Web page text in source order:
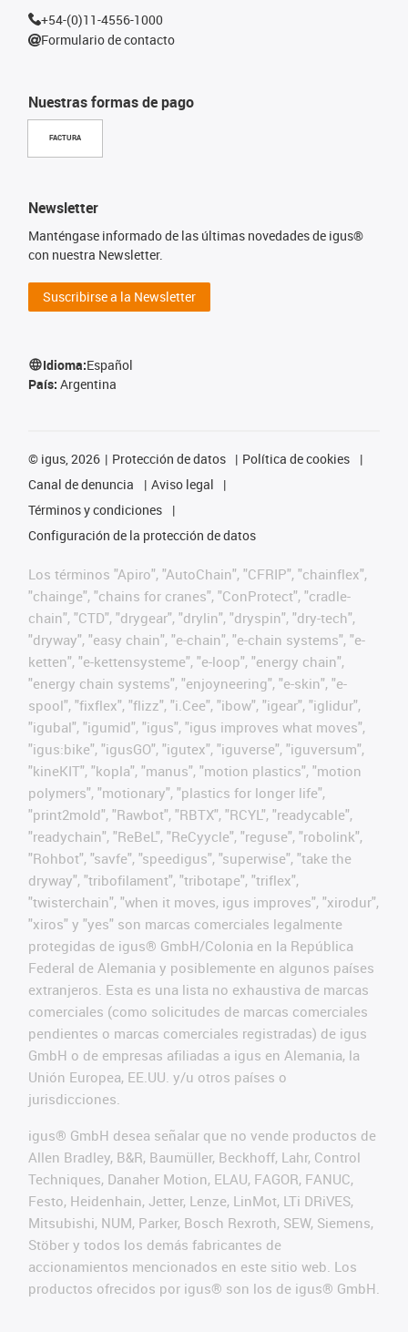
Nuestras formas de pago
FACTURA
+54-(0)11-4556-1000
Formulario de contacto
Newsletter
Manténgase informado de las últimas novedades de igus®
con nuestra Newsletter.
Suscribirse a la Newsletter
Idioma:Español
País: Argentina
© igus, 2026 Protección de datos
Política de cookies
Canal de denuncia
Aviso legal
Términos y condiciones
Configuración de la protección de datos
Los términos "Apiro", "AutoChain", "CFRIP", "chainflex",
"chainge", "chains for cranes", "ConProtect", "cradle-
chain", "CTD", "drygear", "drylin", "dryspin", "dry-tech",
"dryway", "easy chain", "e-chain", "e-chain systems", "e-
ketten", "e-kettensysteme", "e-loop", "energy chain",
"energy chain systems", "enjoyneering", "e-skin", "e-
spool", "fixflex", "flizz", "i.Cee", "ibow", "igear", "iglidur",
"igubal", "igumid", "igus", "igus improves what moves",
"igus:bike", "igusGO", "igutex", "iguverse", "iguversum",
"kineKIT", "kopla", "manus", "motion plastics", "motion
polymers", "motionary", "plastics for longer life",
"print2mold", "Rawbot", "RBTX", "RCYL", "readycable",
"readychain", "ReBeL", "ReCyycle", "reguse", "robolink",
"Rohbot", "savfe", "speedigus", "superwise", "take the
dryway", "tribofilament", "tribotape", "triflex",
"twisterchain", "when it moves, igus improves", "xirodur",
"xiros" y "yes" son marcas comerciales legalmente
protegidas de igus® GmbH/Colonia en la República
Federal de Alemania y posiblemente en algunos países
extranjeros. Esta es una lista no exhaustiva de marcas
comerciales (como solicitudes de marcas comerciales
pendientes o marcas comerciales registradas) de igus
GmbH o de empresas afiliadas a igus en Alemania, la
Unión Europea, EE.UU. y/u otros países o
jurisdicciones.
igus® GmbH desea señalar que no vende productos de
Allen Bradley, B&R, Baumüller, Beckhoff, Lahr, Control
Techniques, Danaher Motion, ELAU, FAGOR, FANUC,
Festo, Heidenhain, Jetter, Lenze, LinMot, LTi DRiVES,
Mitsubishi, NUM, Parker, Bosch Rexroth, SEW, Siemens,
Stöber y todos los demás fabricantes de
accionamientos mencionados en este sitio web. Los
productos ofrecidos por igus® son los de igus® GmbH.